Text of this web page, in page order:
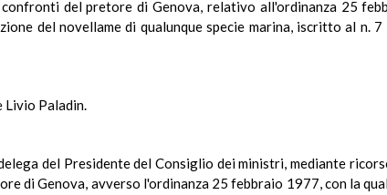
del pretore di Genova, relativo all'ordinanza 25
del novellame di qualunque specie marina, iscritto al n.
Livio Paladin.
del Presidente del Consiglio dei ministri, mediante
di Genova, avverso l'ordinanza 25 febbraio 1977, con la